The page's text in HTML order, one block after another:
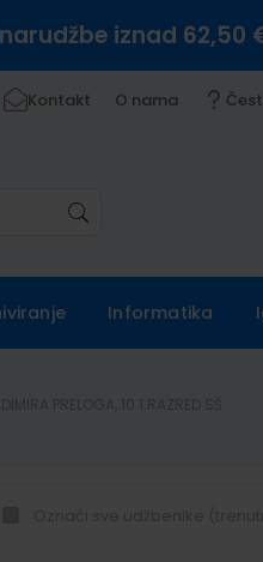
iznad 62,50
Kontakt O nama
Informatika